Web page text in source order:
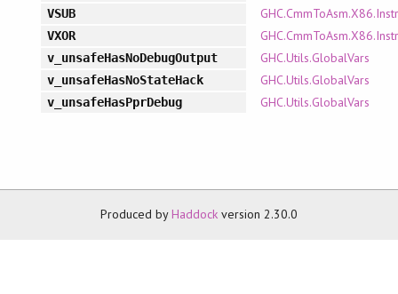
VSUB
VXOR
v_unsafeHasNoDebugOutput GHC.Utils.GlobalVars
v_unsafeHasNoStateHack GHC.Utils.GlobalVars
v_unsafeHasPprDebug GHC.Utils.GlobalVars
Produced byHaddock version 2.30.0